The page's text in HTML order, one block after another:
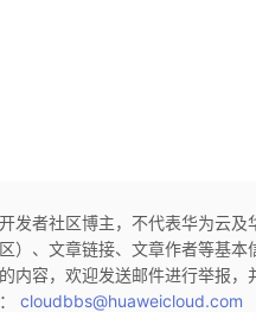
发者社区博主，不代表华为云
）、文章链接、文章作者等基
内容，欢迎发送邮件进行举报
：cloudbbs@huaweicloud.com